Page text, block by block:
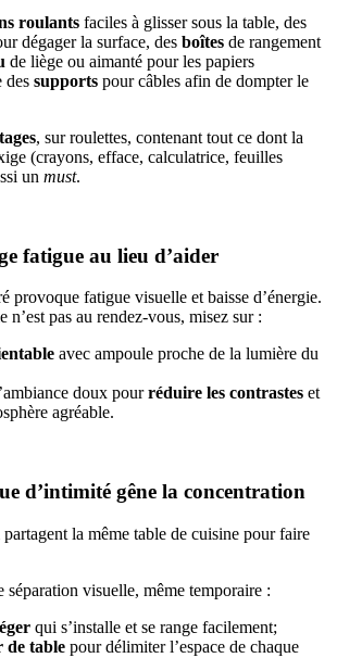
roulants faciles à glisser sous la table, des
dégager la surface, des boîtes de rangement
de liège ou aimanté pour les papiers
des supports pour câbles afin de dompter le
, sur roulettes, contenant tout ce dont la
(crayons, efface, calculatrice, feuilles
un must.
fatigue au lieu d’aider
provoque fatigue visuelle et baisse d’énergie.
n’est pas au rendez-vous, misez sur :
avec ampoule proche de la lumière du
doux pourréduire les contrastes et
agréable.
d’intimité gêne la concentration
la même table de cuisine pour faire
visuelle, même temporaire :
qui s’installe et se range facilement;
de table pour délimiter l’espace de chaque